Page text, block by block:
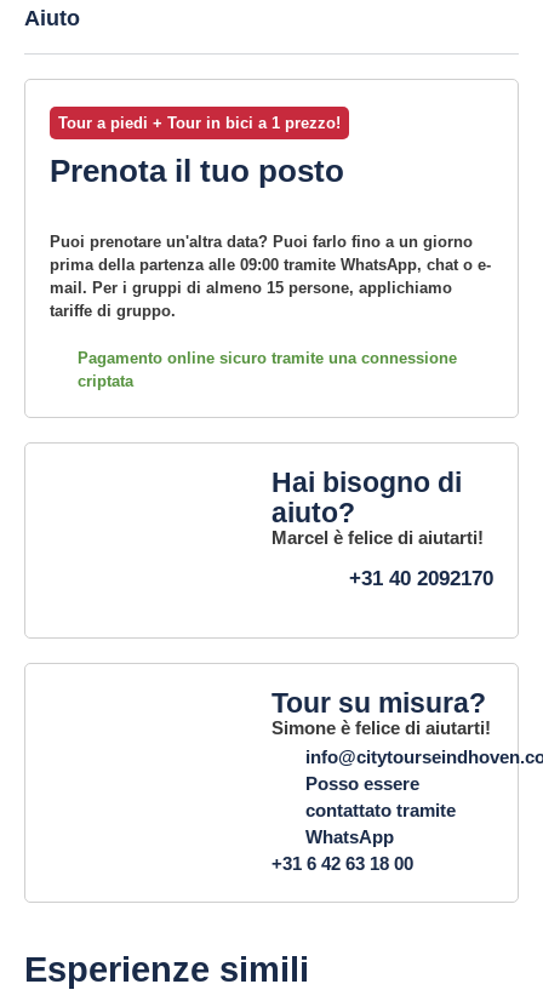
Aiuto
Tour a piedi + Tour in bici a 1 prezzo!
Prenota il tuo posto
Puoi prenotare un'altra data? Puoi farlo fino a un giorno
prima della partenza alle 09:00 tramite WhatsApp, chat o e-
mail. Per i gruppi di almeno 15 persone, applichiamo
tariffe di gruppo.
Pagamento online sicuro tramite una connessione
criptata
Hai bisogno di
aiuto?
Marcel è felice di aiutarti!
+31 40 2092170
Tour su misura?
Simone è felice di aiutarti!
Posso essere
contattato tramite
WhatsApp
+31 6 42 63 18 00
Esperienze simili